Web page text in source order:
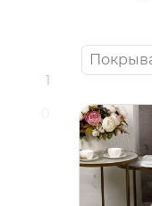
1
0